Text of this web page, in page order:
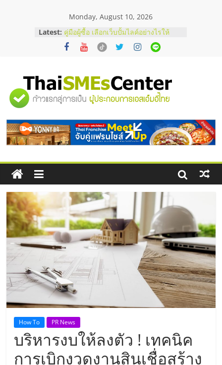
Monday, August 10, 2026
Latest:
สัมมนาออนไลน์ โอกาสบริหารสถานี
บริการน้ำมัน Shell
คู่มือผู้ซื้อ เลือกเว็บปั้มไลค์อย่างไรให้
เหมาะกับเป้าหมายของธุรกิจ
FAQ รวมคำถามยอดฮิตเกี่ยวกับการ
ปั้มฟอลติ๊กตอกที่เจ้าของธุรกิจควรรู้
อยากหาเงินทุน เพิ่มสภาพคล่องให้ธุรกิจ
"ศูนย์
รวม
ข้อมูล
ธุรกิจ
SME
แห่ง
ประเทศไทย,
ThaiSMEsCenter,
รวม
ธุรกิจ
How To PR News
บริหารงบให้ลงตัว ! เทคนิค
การเบิกงวดงานสินเชื่อสร้าง